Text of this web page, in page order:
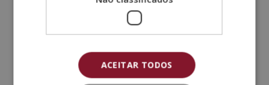
ACEITAR TODOS